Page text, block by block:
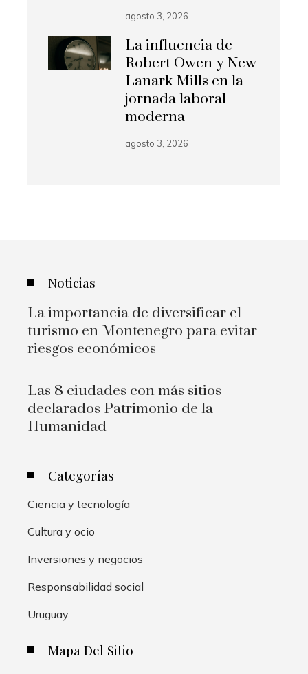
agosto 3, 2026
La influencia de
Robert Owen y New
Lanark Mills en la
jornada laboral
moderna
agosto 3, 2026
Noticias
La importancia de diversificar el
turismo en Montenegro para evitar
riesgos económicos
Las 8 ciudades con más sitios
declarados Patrimonio de la
Humanidad
Categorías
Ciencia y tecnología
Cultura y ocio
Inversiones y negocios
Responsabilidad social
Uruguay
Mapa Del Sitio